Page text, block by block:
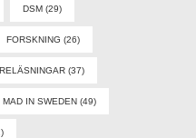
DSM (29)
FORSKNING (26)
(37)
MAD IN SWEDEN (49)